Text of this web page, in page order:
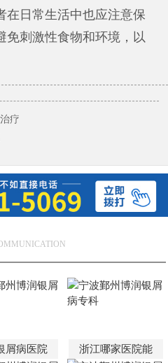
在日常生活中也应注意保
免刺激性食物和环境，以
疗
屑病医院 浙江哪家医院能